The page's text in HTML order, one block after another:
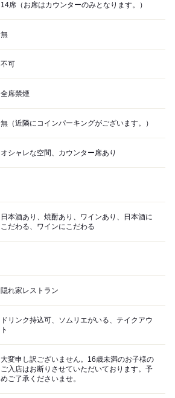
14席（お席はカウンターのみとなります。）
無
不可
全席禁煙
無（近隣にコインパーキングがございます。）
オシャレな空間、カウンター席あり
日本酒あり、焼酎あり、ワインあり、日本酒に
こだわる、ワインにこだわる
隠れ家レストラン
ドリンク持込可、ソムリエがいる、テイクアウ
ト
大変申し訳ございません。16歳未満のお子様の
ご入店はお断りさせていただいております。予
めご了承くださいませ。